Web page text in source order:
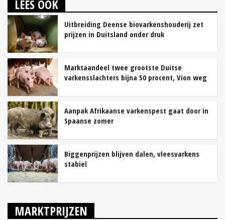
LEES OOK
Uitbreiding Deense biovarkenshouderij zet
prijzen in Duitsland onder druk
Marktaandeel twee grootste Duitse
varkensslachters bijna 50 procent, Vion weg
Aanpak Afrikaanse varkenspest gaat door in
Spaanse zomer
Biggenprijzen blijven dalen, vleesvarkens
stabiel
MARKTPRIJZEN